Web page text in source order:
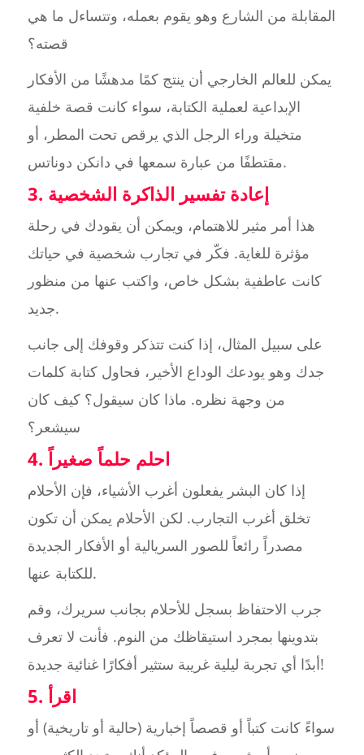
المقابلة من الشارع وهو يقوم بعمله، وتتساءل ما هي
قصته؟
يمكن للعالم الخارجي أن ينتج كمًا مدهشًا من الأفكار
الإبداعية لعملية الكتابة، سواء كانت قصة خلفية
متخيلة وراء الرجل الذي يرقص تحت المطر، أو
مقتطفًا من عبارة سمعها في دانكن دوناتس.
3. إعادة تفسير الذاكرة الشخصية
هذا أمر مثير للاهتمام، ويمكن أن يقودك في رحلة
مؤثرة للغاية. فكّر في تجارب شخصية في حياتك
كانت عاطفية بشكل خاص، واكتب عنها من منظور
جديد.
على سبيل المثال، إذا كنت تتذكر وقوفك إلى جانب
جدك وهو يودعك الوداع الأخير، فحاول كتابة كلمات
من وجهة نظره. ماذا كان سيقول؟ كيف كان
سيشعر؟
4. احلم حلماً صغيراً
إذا كان البشر يفعلون أغرب الأشياء، فإن الأحلام
تخلق أغرب التجارب. لكن الأحلام يمكن أن تكون
مصدراً رائعاً للصور السريالية أو الأفكار الجديدة
للكتابة عنها.
جرب الاحتفاظ بسجل للأحلام بجانب سريرك، وقم
بتدوينها بمجرد استيقاظك من النوم. فأنت لا تعرف
أبدًا أي تجربة ليلية غريبة ستثير أفكارًا غنائية جديدة!
5. اقرأ
سواءً كانت كتباً أو قصصاً إخبارية (حالية أو تاريخية) أو